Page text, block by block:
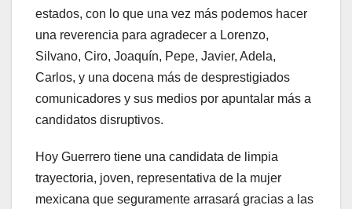
estados, con lo que una vez más podemos hacer
una reverencia para agradecer a Lorenzo,
Silvano, Ciro, Joaquín, Pepe, Javier, Adela,
Carlos, y una docena más de desprestigiados
comunicadores y sus medios por apuntalar más a
candidatos disruptivos.
Hoy Guerrero tiene una candidata de limpia
trayectoria, joven, representativa de la mujer
mexicana que seguramente arrasará gracias a las